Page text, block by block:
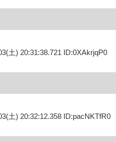
土) 20:31:38.721 ID:0XAkrjqP0
土) 20:32:12.358 ID:pacNKTfR0